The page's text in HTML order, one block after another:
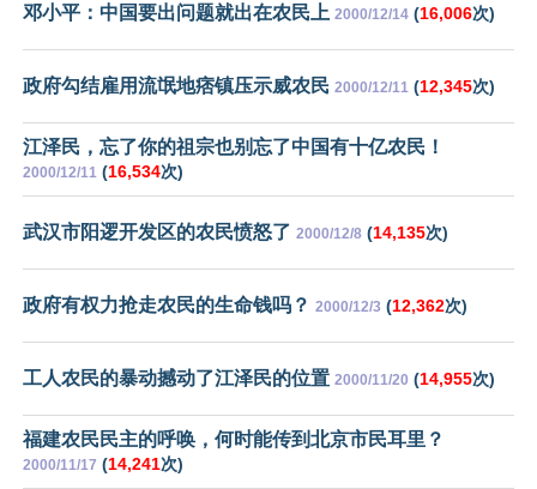
邓小平：中国要出问题就出在农民上 2000/12/14 (16,006次)
政府勾结雇用流氓地痞镇压示威农民 2000/12/11 (12,345次)
江泽民，忘了你的祖宗也别忘了中国有十亿农民！
2000/12/11 (16,534次)
武汉市阳逻开发区的农民愤怒了 2000/12/8 (14,135次)
政府有权力抢走农民的生命钱吗？ 2000/12/3 (12,362次)
工人农民的暴动撼动了江泽民的位置 2000/11/20 (14,955次)
福建农民民主的呼唤，何时能传到北京市民耳里？
2000/11/17 (14,241次)